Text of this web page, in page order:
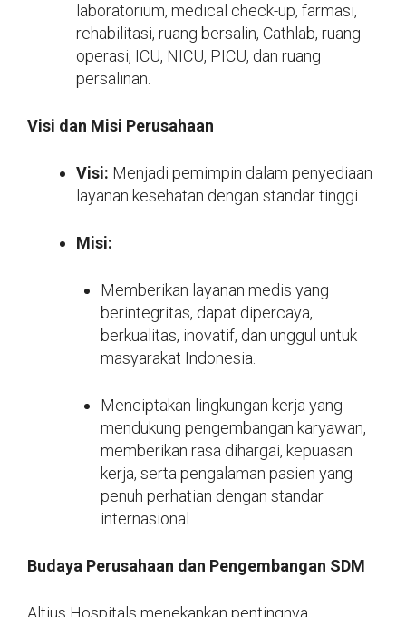
laboratorium, medical check-up, farmasi,
rehabilitasi, ruang bersalin, Cathlab, ruang
operasi, ICU, NICU, PICU, dan ruang
persalinan.
Visi dan Misi Perusahaan
Visi: Menjadi pemimpin dalam penyediaan
layanan kesehatan dengan standar tinggi.
Misi:
Memberikan layanan medis yang
berintegritas, dapat dipercaya,
berkualitas, inovatif, dan unggul untuk
masyarakat Indonesia.
Menciptakan lingkungan kerja yang
mendukung pengembangan karyawan,
memberikan rasa dihargai, kepuasan
kerja, serta pengalaman pasien yang
penuh perhatian dengan standar
internasional.
Budaya Perusahaan dan Pengembangan SDM
Altius Hospitals menekankan pentingnya